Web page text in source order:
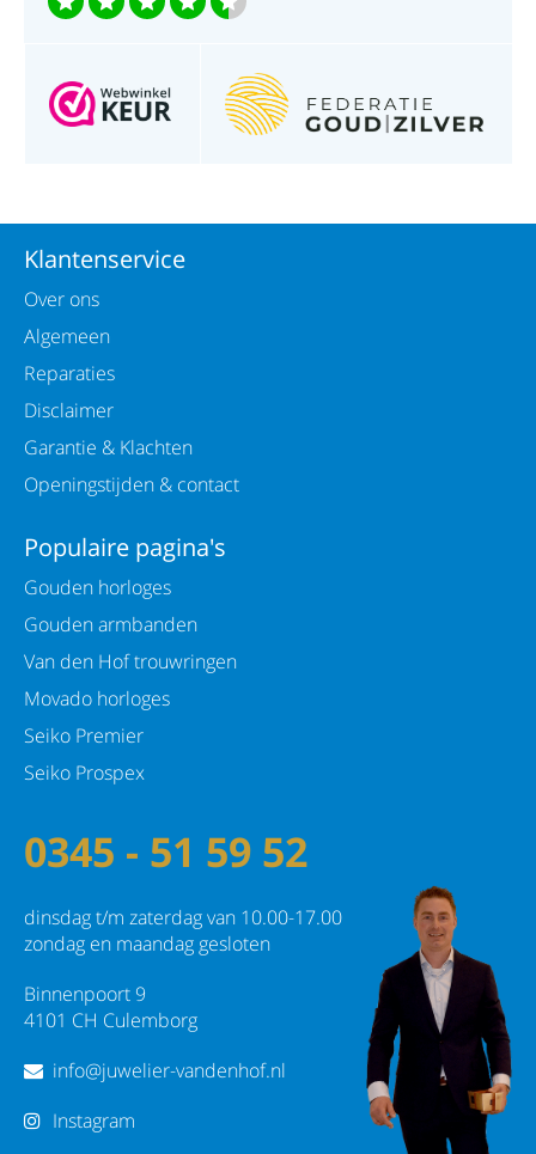
Klantenservice
Over ons
Algemeen
Reparaties
Disclaimer
Garantie & Klachten
Openingstijden & contact
Populaire pagina's
Gouden horloges
Gouden armbanden
Van den Hof trouwringen
Movado horloges
Seiko Premier
Seiko Prospex
0345 - 51 59 52
dinsdag t/m zaterdag van 10.00-17.00
zondag en maandag gesloten
Binnenpoort 9
4101 CH Culemborg
info@juwelier-vandenhof.nl
Instagram